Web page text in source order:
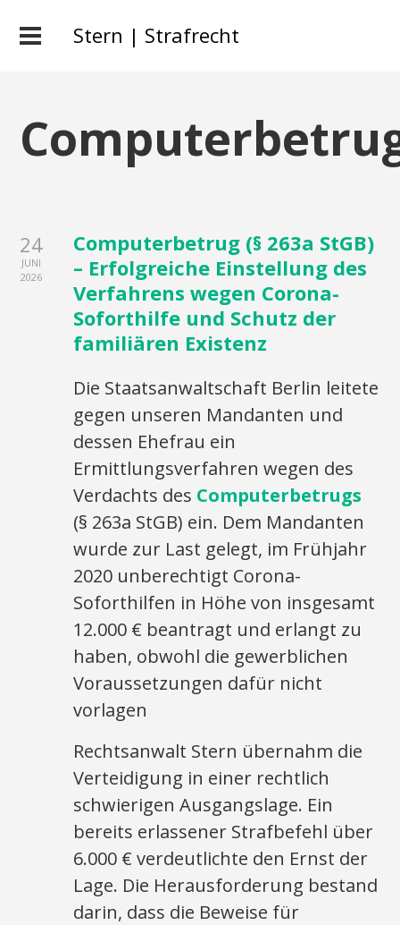
Stern | Strafrecht
24
JUNI
2026
Computerbetrug (§ 263a StGB)
– Erfolgreiche Einstellung des
Verfahrens wegen Corona-
Soforthilfe und Schutz der
familiären Existenz
Die Staatsanwaltschaft Berlin leitete
gegen unseren Mandanten und
dessen Ehefrau ein
Ermittlungsverfahren wegen des
Verdachts des Computerbetrugs
(§ 263a StGB) ein. Dem Mandanten
wurde zur Last gelegt, im Frühjahr
2020 unberechtigt Corona-
Soforthilfen in Höhe von insgesamt
12.000 € beantragt und erlangt zu
haben, obwohl die gewerblichen
Voraussetzungen dafür nicht
vorlagen
Rechtsanwalt Stern übernahm die
Verteidigung in einer rechtlich
schwierigen Ausgangslage. Ein
bereits erlassener Strafbefehl über
6.000 € verdeutlichte den Ernst der
Lage. Die Herausforderung bestand
darin, dass die Beweise für